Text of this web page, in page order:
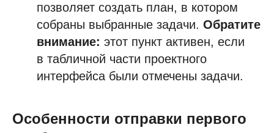
позволяет создать план, в котором
собраны выбранные задачи. Обратите
внимание: этот пункт активен, если
в табличной части проектного
интерфейса были отмечены задачи.
Особенности отправки первого